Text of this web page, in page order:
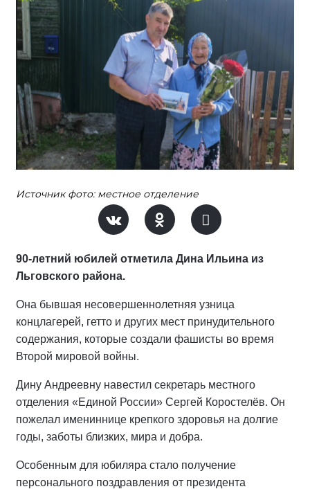
Источник фото: местное отделение
90-летний юбилей отметила Дина Ильина из
Льговского района.
Она бывшая несовершеннолетняя узница
концлагерей, гетто и других мест принудительного
содержания, которые создали фашисты во время
Второй мировой войны.
Дину Андреевну навестил секретарь местного
отделения «Единой России» Сергей Коростелёв. Он
пожелал имениннице крепкого здоровья на долгие
годы, заботы близких, мира и добра.
Особенным для юбиляра стало получение
персонального поздравления от президента